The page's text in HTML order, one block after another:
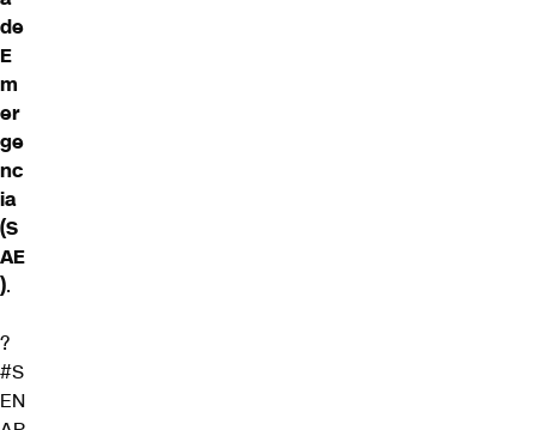
de
E
m
er
ge
nc
ia
(S
AE
).
?
#S
EN